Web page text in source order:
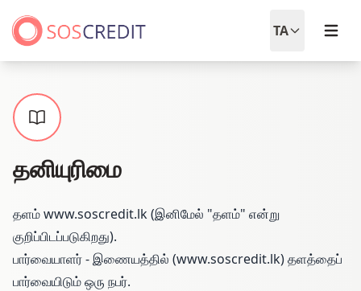
TA
தனியுரிமை
தளம் www.soscredit.lk (இனிமேல் "தளம்" என்று
குறிப்பிடப்படுகிறது).
பார்வையாளர் - இணையத்தில் (www.soscredit.lk) தளத்தைப்
பார்வையிடும் ஒரு நபர்.